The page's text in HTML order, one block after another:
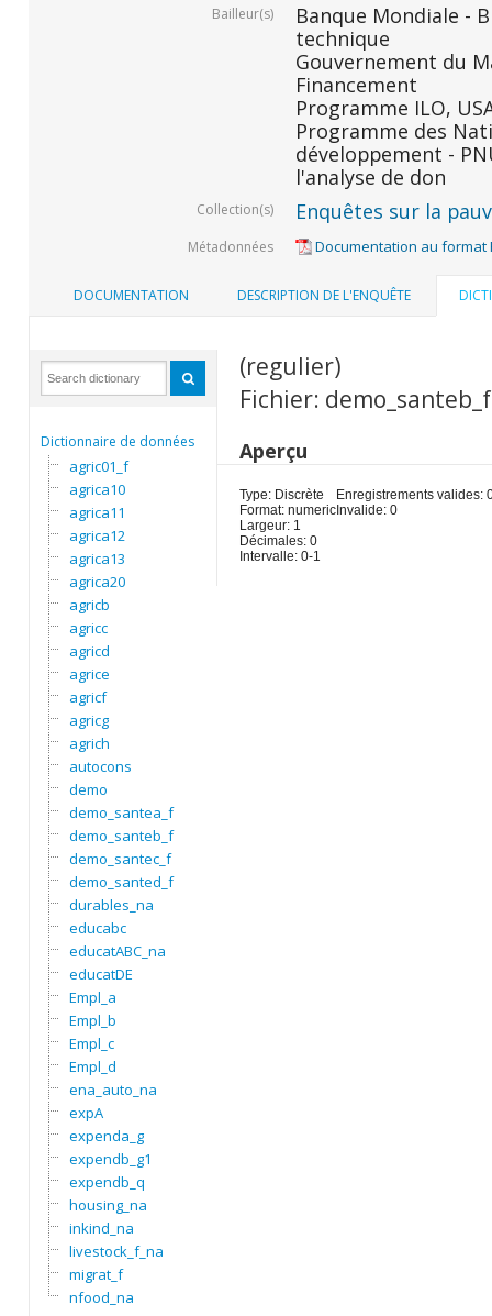
Bailleur(s)
Banque Mondiale -
technique
Gouvernement du
Financement
Programme ILO,
Programme des
développement -
l'analyse de don
Collection(s) Enquêtes sur la
Métadonnées Documentation au format
DOCUMENTATION DESCRIPTION DE L'ENQUÊTE
Dictionnaire de données
agric01_f
agrica10
agrica11
agrica12
agrica13
agrica20
agricb
agricc
agricd
agrice
agricf
agricg
agrich
autocons
demo
demo_santea_f
demo_santeb_f
demo_santec_f
demo_santed_f
durables_na
educabc
educatABC_na
educatDE
Empl_a
Empl_b
Empl_c
Empl_d
ena_auto_na
expA
expenda_g
expendb_g1
expendb_q
housing_na
inkind_na
livestock_f_na
migrat_f
nfood_na
(regulier)
Fichier: demo_santeb_f
Aperçu
Type: Discrète
Format: numeric
Largeur: 1
Décimales: 0
Intervalle: 0-1
Enregistrements valides:
Invalide: 0